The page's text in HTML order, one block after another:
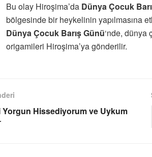
Bu olay Hiroşima’da Dünya Çocuk
bölgesinde bir heykelinin yapılmasına
Dünya Çocuk Barış Günü‘nde, dünya
origamileri Hiroşima’ya gönderilir.
Yorgun Hissediyorum ve Uykum